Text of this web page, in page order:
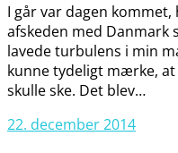
I går var dagen
afskeden med Danmark
lavede turbulens i min
kunne tydeligt mærke,
skulle ske. Det blev…
22. december 2014